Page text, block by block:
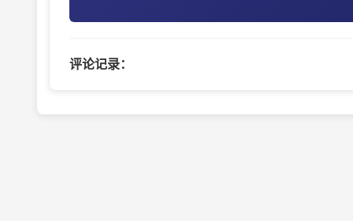
评论记录：